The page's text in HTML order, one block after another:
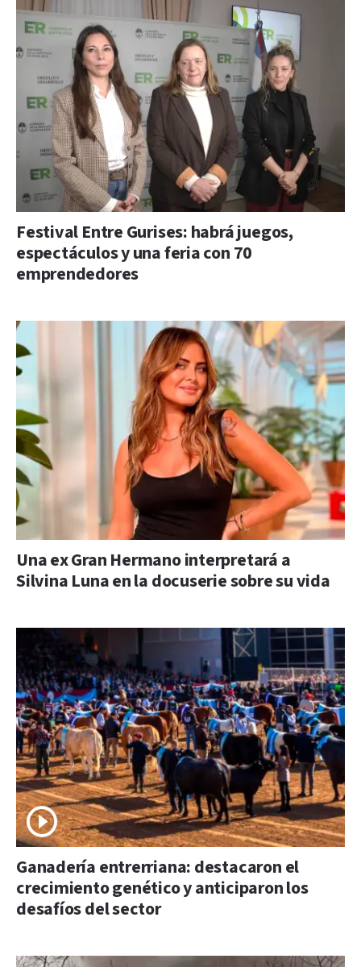
Festival Entre Gurises: habrá juegos,
espectáculos y una feria con 70
emprendedores
Una ex Gran Hermano interpretará a
Silvina Luna en la docuserie sobre su vida
Ganadería entrerriana: destacaron el
crecimiento genético y anticiparon los
desafíos del sector